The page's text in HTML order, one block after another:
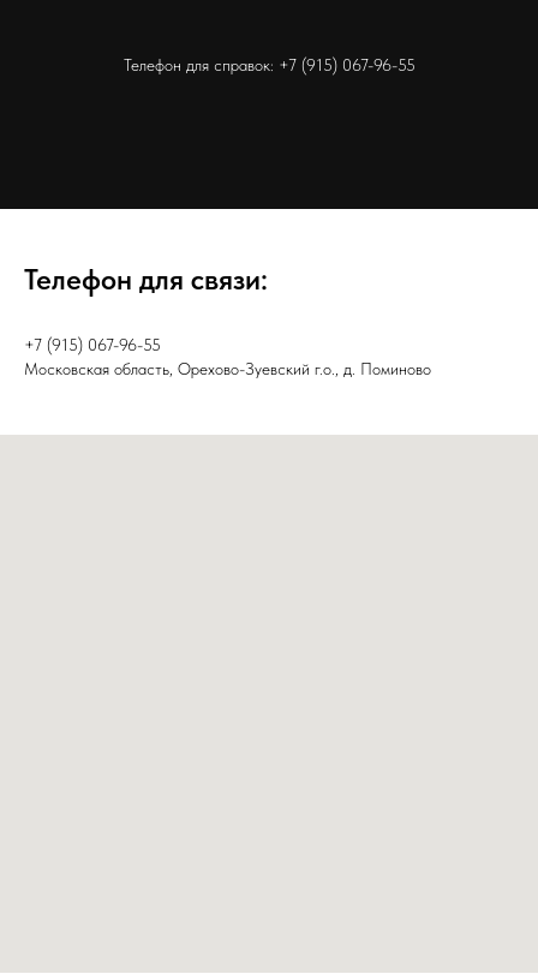
Телефон для справок: +7 (915) 067-96-55
Телефон для связи:
+7 (915) 067-96-55
Московская область, Орехово-Зуевский г.о., д. Поминово